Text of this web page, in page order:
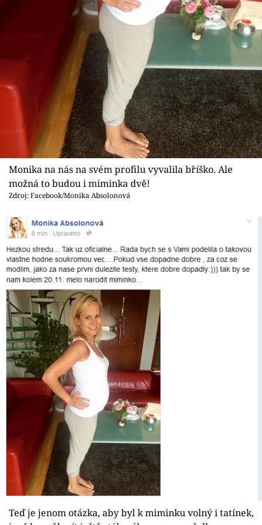
Sledujte prima+
Přihlášení
Sledujte nás
Monika na nás na svém profilu vyvalila bříško. Ale
možná to budou i miminka dvě!
Zdroj: Facebook/Monika Absolonová
Teď je jenom otázka, aby byl k miminku volný i tatínek,